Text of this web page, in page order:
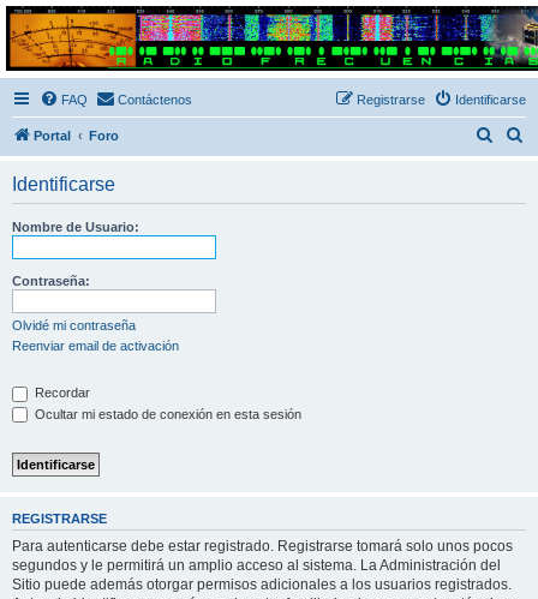
Radio Frecuencias
Foro de Radio Frecuencias
FAQ Contáctenos Identificarse
Registrarse
Portal Foro
Identificarse
Nombre de Usuario:
Contraseña:
Olvidé mi contraseña
Reenviar email de activación
Recordar
Ocultar mi estado de conexión en esta sesión
REGISTRARSE
Para autenticarse debe estar registrado. Registrarse tomará solo unos pocos
segundos y le permitirá un amplio acceso al sistema. La Administración del
Sitio puede además otorgar permisos adicionales a los usuarios registrados.